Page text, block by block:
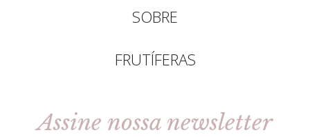
SOBRE
FRUTÍFERAS
Assine nossa newsletter